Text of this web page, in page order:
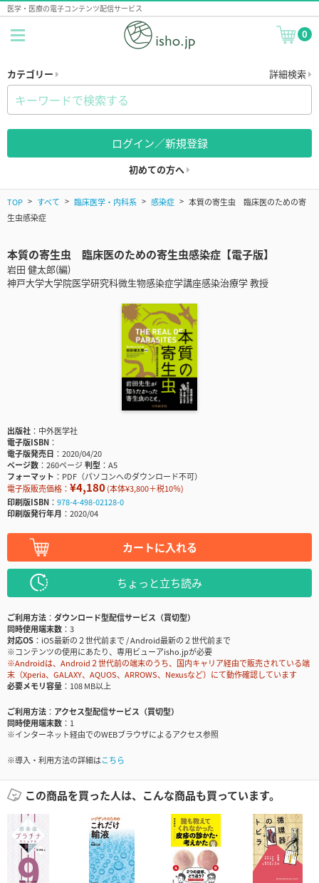
医学・医療の電子コンテンツ配信サービス
0
カテゴリー 詳細検索
ログイン／新規登録
初めての方へ
TOP すべて 臨床医学・内科系 感染症
本質の寄生虫 臨床医のための寄
生虫感染症
本質の寄生虫 臨床医のための寄生虫感染症【電子版】
岩田 健太郎(編)
神戸大学大学院医学研究科微生物感染症学講座感染治療学 教授
出版社
中外医学社
電子版ISBN
電子版発売日
2020/04/20
ページ数
260ページ判型
A5
フォーマット
PDF（パソコンへのダウンロード不可）
電子版販売価格： ¥4,180(本体¥3,800＋税10％)
印刷版ISBN
978-4-498-02128-0
印刷版発行年月
2020/04
カートに入れる
ちょっと立ち読み
ご利用方法
ダウンロード型配信サービス（買切型）
同時使用端末数
3
対応OS
iOS最新の２世代前まで / Android最新の２世代前まで
※コンテンツの使用にあたり、専用ビューアisho.jpが必要
※Androidは、Android２世代前の端末のうち、国内キャリア経由で販売されている端
末（Xperia、GALAXY、AQUOS、ARROWS、Nexusなど）にて動作確認しています
必要メモリ容量
108 MB以上
ご利用方法
アクセス型配信サービス（買切型）
同時使用端末数
1
※インターネット経由でのWEBブラウザによるアクセス参照
※導入・利用方法の詳細はこちら
この商品を買った人は、こんな商品も買っています。